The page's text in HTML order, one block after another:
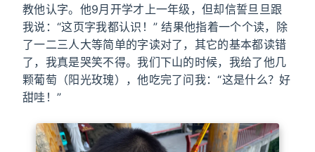
教他认字。他9月开学才上一年级，但却信誓旦旦跟
我说：“这页字我都认识！” 结果他指着一个个读，除
了一二三人大等简单的字读对了，其它的基本都读错
了，我真是哭笑不得。我们下山的时候，我给了他几
颗葡萄（阳光玫瑰），他吃完了问我：“这是什么？好
甜哇！”